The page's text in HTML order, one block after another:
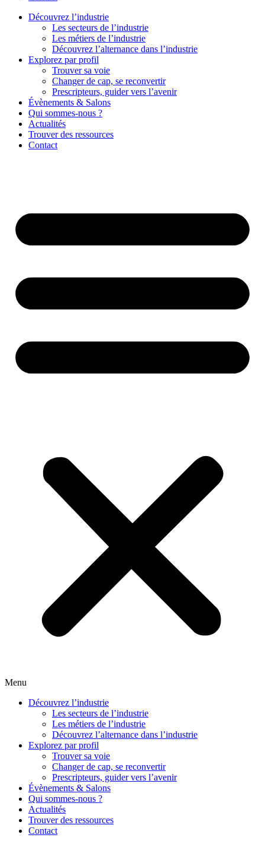
Découvrez l’industrie
Les secteurs de l’industrie
Les métiers de l’industrie
Découvrez l’alternance dans l’industrie
Explorez par profil
Trouver sa voie
Changer de cap, se reconvertir
Prescripteurs, guider vers l’avenir
Évènements & Salons
Qui sommes-nous ?
Actualités
Trouver des ressources
Contact
Menu
Découvrez l’industrie
Les secteurs de l’industrie
Les métiers de l’industrie
Découvrez l’alternance dans l’industrie
Explorez par profil
Trouver sa voie
Changer de cap, se reconvertir
Prescripteurs, guider vers l’avenir
Évènements & Salons
Qui sommes-nous ?
Actualités
Trouver des ressources
Contact